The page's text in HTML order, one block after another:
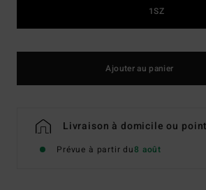
1SZ
Ajouter au panier
Livraison à domicile ou
Prévue à partir du8 août